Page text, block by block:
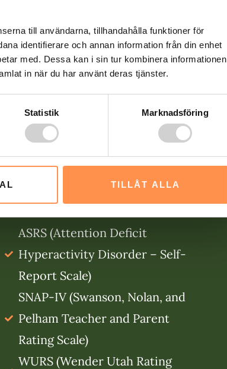
till användarna, tillhandahålla funktioner för
identifierare och annan information från din enhet
med. Dessa kan i sin tur kombinera informationen
in när du har använt deras tjänster.
Statistik Marknadsföring
TILLÅT ALLA
utredning är att fylla i
självskattningsskalor. Dessa
skalor är utformade för att mäta
har. Märk väl att detta inte är
ADHD-tester utan snarare
enkäter. Några exempel på
självskattningsskalor är:
ASRS (Attention Deficit
Hyperactivity Disorder – Self-
Report Scale)
SNAP-IV (Swanson, Nolan, and
Pelham Teacher and Parent
Rating Scale)
WURS (Wender Utah Rating